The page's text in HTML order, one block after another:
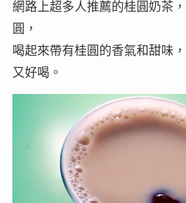
網路上超多人推薦的桂圓奶茶
圓，
喝起來帶有桂圓的香氣和甜味
又好喝。